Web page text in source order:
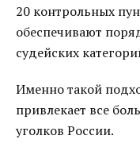
20 контрольных
обеспечивают
судейских
Именно такой
привлекает все
уголков России.